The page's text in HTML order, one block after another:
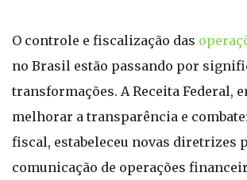
O controle e fiscalização das
no Brasil estão passando por
transformações. A Receita Federal,
melhorar a transparência e
fiscal, estabeleceu novas diretrizes
comunicação de operações